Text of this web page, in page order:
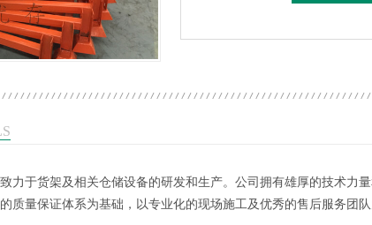
塑料托盘 塑料托盘
力于货架及相关仓储设备的研发和生产。公司拥有雄厚的技术力
质量保证体系为基础，以专业化的现场施工及优秀的售后服务团